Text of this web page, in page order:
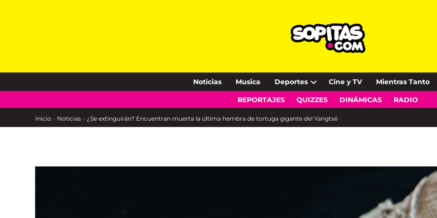
Noticias Musica Deportes
Open
dropdown
Cine y TV Mientras Tanto
REPORTAJES QUIZZES DINÁMICAS RADIO
Inicio » Noticias » ¿Se extinguirán? Encuentran muerta la última hembra de tortuga gigante del Yangtsé